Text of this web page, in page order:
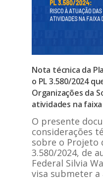
Nota técnica da
o PL 3.580/2024
Organizações da
atividades na
O presente
considerações
sobre o Projeto
3.580/2024, de
Federal Silvia
visa submeter